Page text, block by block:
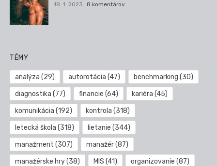
18. 1. 2023 8 komentárov
TÉMY
analýza (29) autorotácia (47) benchmarking (30)
diagnostika (77) financie (64) kariéra (45)
komunikácia (192) kontrola (318)
letecká škola (318) lietanie (344)
manažment (307) manažér(87)
manažérske hry(38) MIS (41) organizovanie (87)